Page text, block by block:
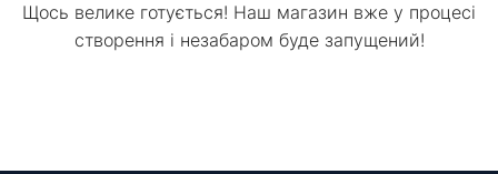
Щось велике готується! Наш магазин вже у процесі
створення і незабаром буде запущений!